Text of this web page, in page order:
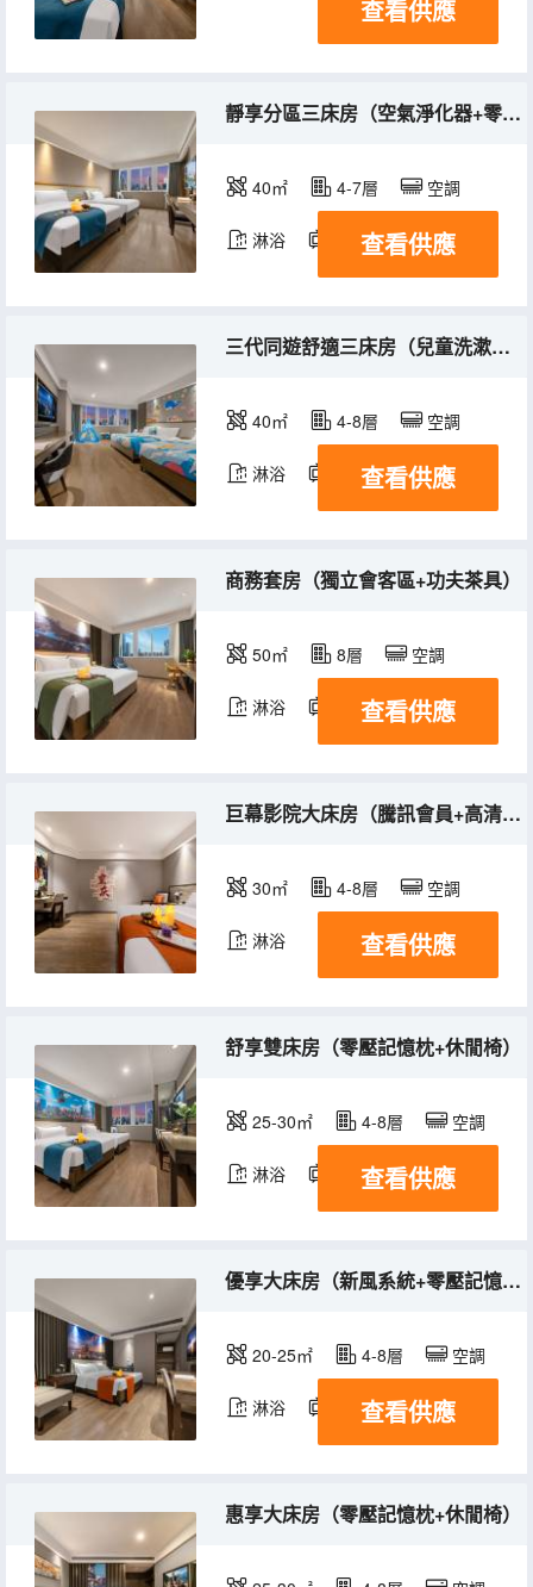
查看供應
靜享分區三床房（空氣淨化器+零壓記憶枕）
40㎡ 4-7層 空調
淋浴 電視機
查看供應
三代同遊舒適三床房（兒童洗漱用品+童趣主題布置）
40㎡ 4-8層 空調
淋浴 電視機
查看供應
商務套房（獨立會客區+功夫茶具）
50㎡ 8層 空調
淋浴 電視機
查看供應
巨幕影院大床房（騰訊會員+高清投屏）
30㎡ 4-8層 空調
淋浴 查看供應
舒享雙床房（零壓記憶枕+休閒椅）
25-30㎡ 4-8層 空調
淋浴 電視機
查看供應
優享大床房（新風系統+零壓記憶枕+助眠香薰）
20-25㎡ 4-8層 空調
淋浴 電視機
查看供應
惠享大床房（零壓記憶枕+休閒椅）